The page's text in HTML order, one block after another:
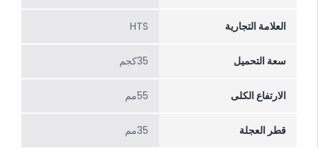
العلامة التجارية HTS
سعة التحميل 35كجم
الارتفاع الکلی 55مم
قطر العجلة 35مم